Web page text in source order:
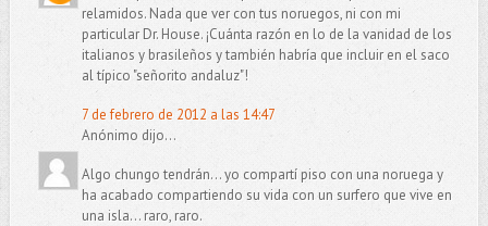
relamidos. Nada que ver con tus noruegos, ni con mi
particular Dr. House. ¡Cuánta razón en lo de la vanidad de los
italianos y brasileños y también habría que incluir en el saco
al típico "señorito andaluz"!
7 de febrero de 2012 a las 14:47
Anónimo dijo...
Algo chungo tendrán... yo compartí piso con una noruega y
ha acabado compartiendo su vida con un surfero que vive en
una isla... raro, raro.